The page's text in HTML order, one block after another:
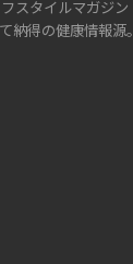
スタイルマガジン
納得の健康情報源。